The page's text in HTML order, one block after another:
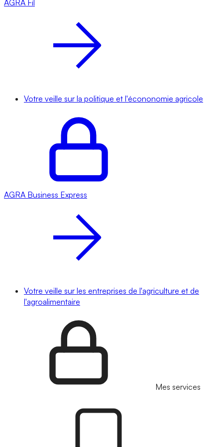
AGRA Fil
Votre veille sur la politique et l'écononomie agricole
AGRA Business Express
Votre veille sur les entreprises de l'agriculture et de
l'agroalimentaire
Mes services